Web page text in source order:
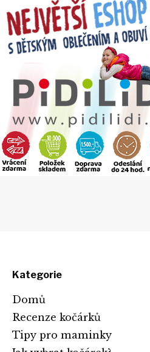
Kategorie
Domů
Recenze kočárků
Tipy pro maminky